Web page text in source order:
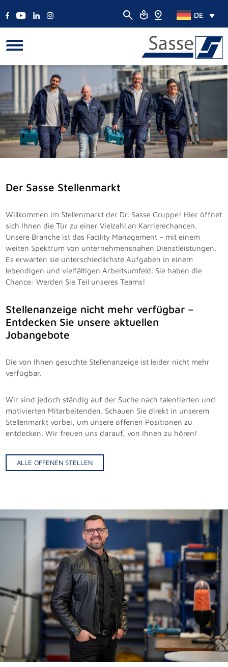
DE
Der Sasse Stellenmarkt
Willkommen im Stellenmarkt der Dr. Sasse Gruppe! Hier öffnet
sich Ihnen die Tür zu einer Vielzahl an Karrierechancen.
Unsere Branche ist das Facility Management – mit einem
weiten Spektrum von unternehmensnahen Dienstleistungen.
Es erwarten sie unterschiedlichste Aufgaben in einem
lebendigen und vielfältigen Arbeitsumfeld. Sie haben die
Chance: Werden Sie Teil unseres Teams!
Stellenanzeige nicht mehr verfügbar –
Entdecken Sie unsere aktuellen
Jobangebote
Die von Ihnen gesuchte Stellenanzeige ist leider nicht mehr
verfügbar.
Wir sind jedoch ständig auf der Suche nach talentierten und
motivierten Mitarbeitenden. Schauen Sie direkt in unserem
Stellenmarkt vorbei, um unsere offenen Positionen zu
entdecken. Wir freuen uns darauf, von Ihnen zu hören!
ALLE OFFENEN STELLEN